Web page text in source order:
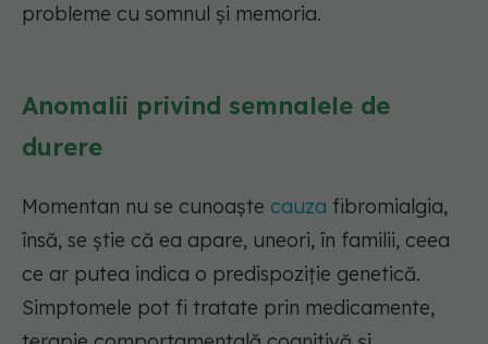
probleme cu somnul și memoria.
Anomalii privind semnalele de
durere
Momentan nu se cunoaște cauza fibromialgia,
însă, se știe că ea apare, uneori, în familii, ceea
ce ar putea indica o predispoziție genetică.
Simptomele pot fi tratate prin medicamente,